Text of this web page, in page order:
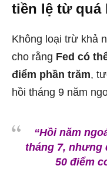
tiền lệ từ quá
Không loại trừ khả
cho rằng Fed có
điểm phần trăm,
hồi tháng 9 năm
“Hồi năm
tháng 7, nhưng
50 điểm